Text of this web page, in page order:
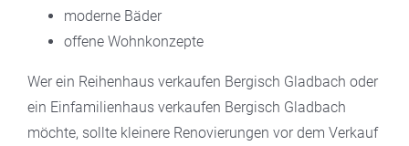
moderne Bäder
offene Wohnkonzepte
Wer ein Reihenhaus verkaufen Bergisch Gladbach oder
ein Einfamilienhaus verkaufen Bergisch Gladbach
möchte, sollte kleinere Renovierungen vor dem Verkauf